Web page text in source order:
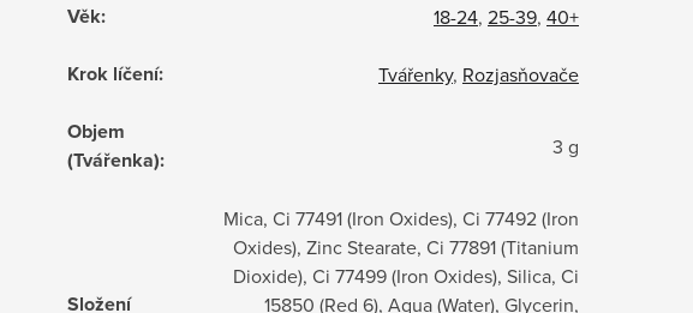
Věk: 18-24, 25-39, 40+
Krok líčení: Tvářenky, Rozjasňovače
Objem
(Tvářenka): 3 g
Složení
Mica, Ci 77491 (Iron Oxides), Ci 77492 (Iron
Oxides), Zinc Stearate, Ci 77891 (Titanium
Dioxide), Ci 77499 (Iron Oxides), Silica, Ci
15850 (Red 6), Aqua (Water), Glycerin,